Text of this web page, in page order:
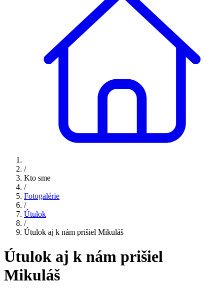
/
Kto sme
/
Fotogalérie
/
Útulok
/
Útulok aj k nám prišiel Mikuláš
Útulok aj k nám prišiel
Mikuláš